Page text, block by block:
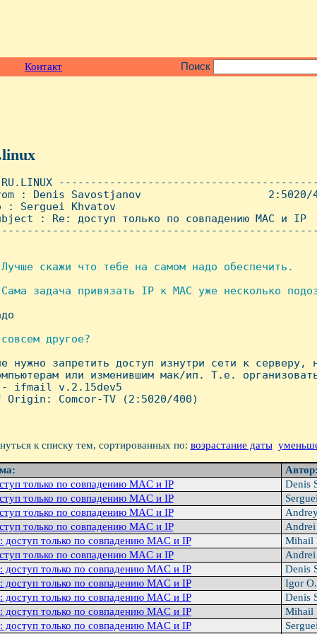
Контакт Поиск
: Denis Savostjanov                    2:5020/
: Serguei Khvatov
: Re: доступ только по совпадению MAC и IP
скажи что тебе на самом надо обеспечить.
задача привязать IP к MAC уже несколько
другое?
нужно запретить доступ изнутри сети к серверу,
или изменившим мак/ип. Т.е.
ifmail v.2.15dev5
Origin: Comcor-TV (2:5020/400)
к списку тем, сортированных по: возрастание даты
только по совпадению MAC и IP
Denis
только по совпадению MAC и IP
только по совпадению MAC и IP
только по совпадению MAC и IP
доступ только по совпадению MAC и IP
Mihail
только по совпадению MAC и IP
доступ только по совпадению MAC и IP
Denis
доступ только по совпадению MAC и IP
Igor
доступ только по совпадению MAC и IP
Denis
доступ только по совпадению MAC и IP
Mihail
доступ только по совпадению MAC и IP